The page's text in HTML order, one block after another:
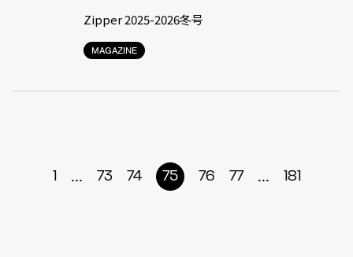
MAGAZINE
Zipper 2025-2026冬号
1 ... 73 74 75 76 77 ... 181